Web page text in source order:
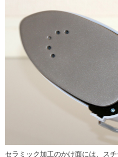
セラミック加工のかけ面には、ス